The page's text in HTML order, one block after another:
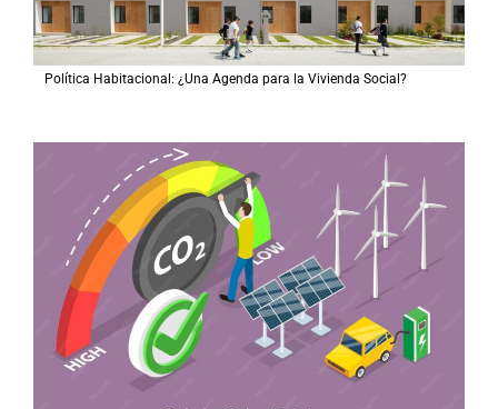
Política Habitacional: ¿Una Agenda para la Vivienda Social?